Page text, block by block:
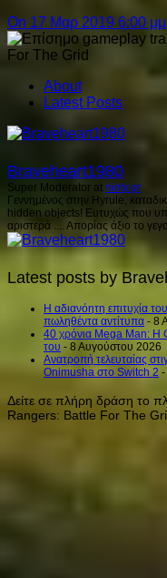
On 17 Μαρ 2019 6:00 μμ
About
Latest Posts
Braveheart1980
Super Moderator at ninty.gr
Γεννημένος στην Hyrule,
hidden objects! Ευτυχώς που
αριστερά .... Απορίας άξιο το
Latest posts by
H αδιανόητη επιτυχία
πωληθέντα αντίτυπα - 8
40 χρόνια Mega Man: Η
του - 8 Αυγούστου 2026
Ανατροπή τελευταίας
Onimusha στο Switch 2 -
Δείτε σε πλήρη δράση το
Rangers: Battle For The